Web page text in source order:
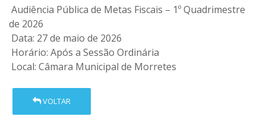
Audiência Pública de Metas Fiscais – 1º Quadrimestre
de 2026
Data: 27 de maio de 2026
Horário: Após a Sessão Ordinária
Local: Câmara Municipal de Morretes
VOLTAR